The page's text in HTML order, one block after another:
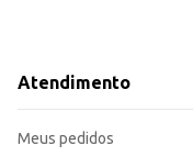
Atendimento
Meus pedidos